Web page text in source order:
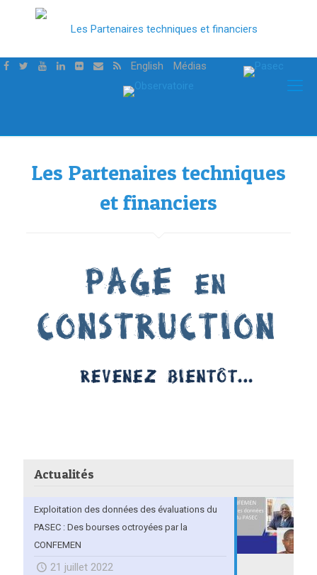
English Médias
Les Partenaires techniques
et financiers
Actualités
Exploitation des données des évaluations du
PASEC : Des bourses octroyées par la
CONFEMEN
21 juillet 2022